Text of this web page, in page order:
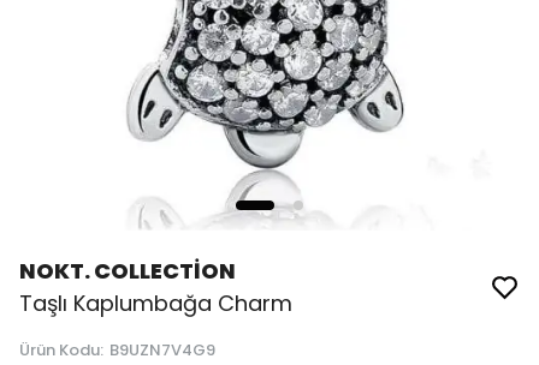
NOKT. COLLECTİON
Taşlı Kaplumbağa Charm
Ürün Kodu: B9UZN7V4G9